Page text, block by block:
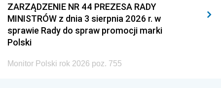
2011 2010 2009
2008 2007 2006
2005
ZARZĄDZENIE NR 44 PREZESA RADY
MINISTRÓW z dnia 3 sierpnia 2026 r. w
sprawie Rady do spraw promocji marki
Polski
Monitor Polski rok 2026 poz. 755